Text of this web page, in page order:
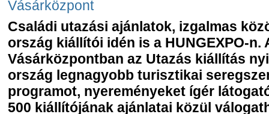
Vásárközpont
Családi utazási ajánlatok, izgalmas
ország kiállítói idén is a HUNGEXPO-
Vásárközpontban az Utazás kiállítás
ország legnagyobb turisztikai
programot, nyereményeket ígér
500 kiállítójának ajánlatai közül